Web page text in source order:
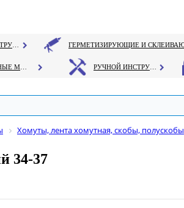
Хомуты, лента хомутная, скобы, полускобы
34-37